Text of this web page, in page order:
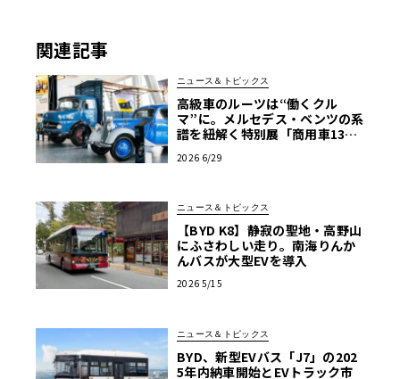
関連記事
ニュース＆トピックス
高級車のルーツは“働くクル
マ”に。メルセデス・ベンツの系
譜を紐解く特別展「商用車130
2026 6/29
ニュース＆トピックス
【BYD K8】静寂の聖地・高野山
にふさわしい走り。南海りんか
んバスが大型EVを導入
2026 5/15
ニュース＆トピックス
BYD、新型EVバス「J7」の202
5年内納車開始とEVトラック市